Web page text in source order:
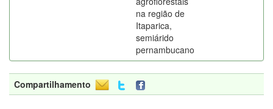
na região de
Itaparica,
semiárido
pernambucano
Compartilhamento